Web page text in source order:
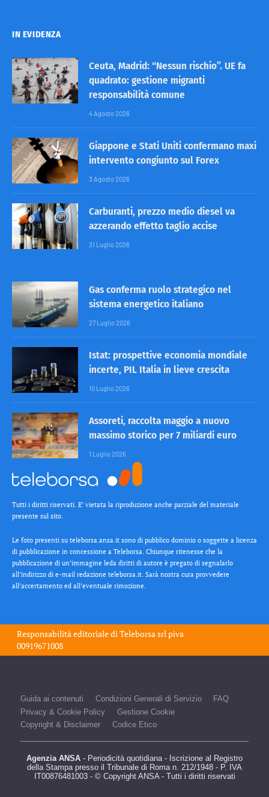
IN EVIDENZA
Ceuta, Madrid: “Nessun rischio”. UE fa
quadrato: gestione migranti
responsabilità comune
4 Agosto 2026
Giappone e Stati Uniti confermano maxi
intervento congiunto sul Forex
3 Agosto 2026
Carburanti, prezzo medio diesel va
azzerando effetto taglio accise
31 Luglio 2026
Gas conferma ruolo strategico nel
sistema energetico italiano
27 Luglio 2026
Istat: prospettive economia mondiale
incerte, PIL Italia in lieve crescita
10 Luglio 2026
Assoreti, raccolta maggio a nuovo
massimo storico per 7 miliardi euro
1 Luglio 2026
Tutti i diritti riservati. E’ vietata la riproduzione anche parziale del materiale
presente sul sito.
Le foto presenti su teleborsa.ansa.it sono di pubblico dominio o soggette a licenza
di pubblicazione in concessione a Teleborsa. Chiunque ritenesse che la
pubblicazione di un’immagine leda diritti di autore è pregato di segnalarlo
all’indirizzo di e-mail redazione teleborsa.it. Sarà nostra cura provvedere
all’accertamento ed all’eventuale rimozione.
Responsabilità editoriale diTeleborsa srlpiva
00919671008
Guida ai contenuti Condizioni Generali di Servizio
FAQ
Privacy & Cookie Policy
Gestione Cookie
Copyright & Disclaimer
Codice Etico
Agenzia ANSA - Periodicità quotidiana - Iscrizione al Registro
della Stampa presso il Tribunale di Roma n. 212/1948 - P. IVA
IT00876481003 - © Copyright ANSA - Tutti i diritti riservati